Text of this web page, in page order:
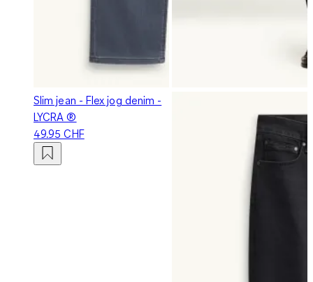
Slim jean - Flex jog denim -
LYCRA ®
49.95 CHF